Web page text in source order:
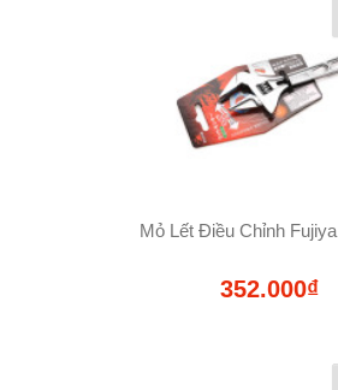
Mỏ Lết Điều Chỉnh
352.000₫